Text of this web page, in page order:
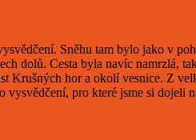
Sněhu tam bylo jako v
dolů. Cesta byla navíc namrzlá,
Krušných hor a okolí vesnice. Z
pro které jsme si dojeli